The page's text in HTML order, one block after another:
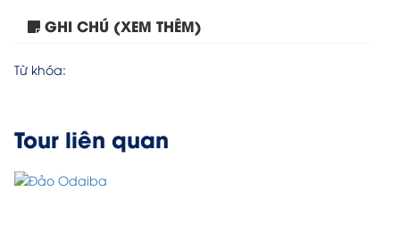
GHI CHÚ (XEM THÊM)
Từ khóa:
Tour liên quan
Tour Hà Nội – Tokyo...